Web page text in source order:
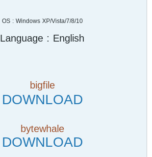
OS : Windows XP/Vista/7/8/10
Language : English
bigfile
DOWNLOAD
bytewhale
DOWNLOAD